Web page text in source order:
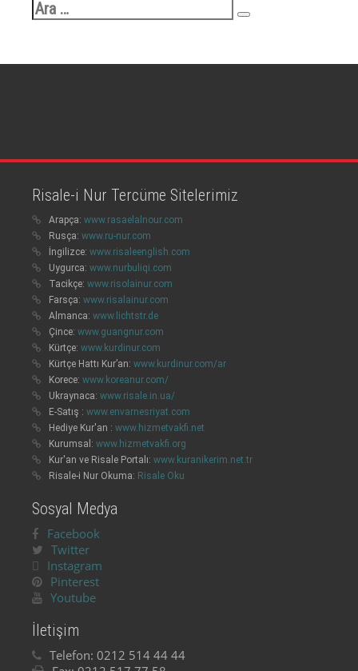
Arama:
Risale-i Nur Tercüme Sitelerimiz
Arapça: www.rasaelalnour.com
Rusça: www.ru-nur.com
İngilizce: www.risaleenglish.com
Uygurca: www.nurbuliqi.com
Tacikçe: www.risolainur.com
Farsça: www.risalainur.com
Almanca: www.lichtstr.de
Çince: www.guangnur.com
Kürtçe: www.kurdinur.com
Kürtçe Hattı Kur’an: www.kurdinur.com/ar
Korece: www.koreanur.com/
Ukraynaca: www.risale.in.ua/
E-Satış : www.envarnesriyat.com
Hediye Kur'an : www.hizmetvakfi.net
Kurumsal: www.hizmetvakfi.org
Kur'an ve Risale Portalı: www.kuranikerim.net.tr
Risale-i Nur Okuma: Risale Oku
Sosyal Medya
Facebook
Twitter
Instagram
Pinterest
Youtube
İletişim
Telefon: 0212 514 44 44